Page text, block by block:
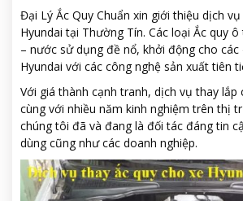
Đại Lý Ắc Quy Chuẩn xin giới thiệu dịch
Hyundai tại Thường Tín. Các loại Ắc quy
– nước sử dụng đề nổ, khởi động cho
Hyundai với các công nghệ sản xuất tiên
Với giá thành cạnh tranh, dịch vụ thay lắp
cùng với nhiều năm kinh nghiệm trên thị
chúng tôi đã và đang là đối tác đáng tin
dùng cũng như các doanh nghiệp.